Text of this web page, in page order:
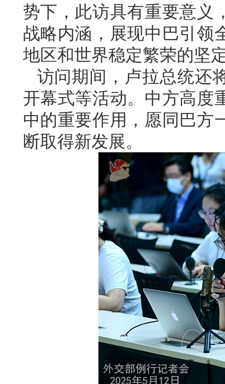
势下，此访具有重要意义
战略内涵，展现中巴引领
地区和世界稳定繁荣的坚
访问期间，卢拉总统还
开幕式等活动。中方高度
中的重要作用，愿同巴方
断取得新发展。